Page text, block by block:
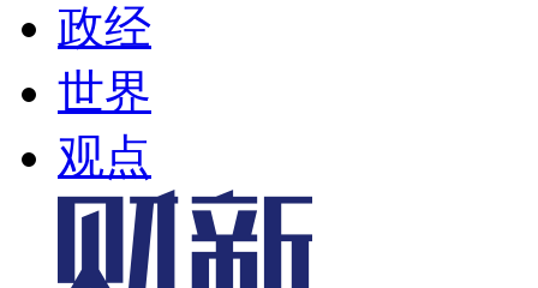
政经
世界
观点